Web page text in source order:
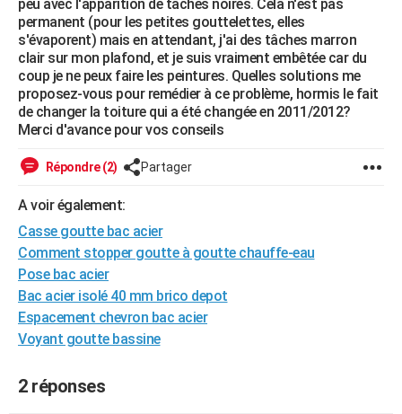
Alimentation
Guide de la santé
Maladies
Médicaments
Sommeil
VOYAGE
Destinations
City break
Voyage nature
Voyage de noces
Forum
Climat
+PHOTO
GUIDES D'ACHAT
BONS PLANS
CARTE DE VOEUX
Carte de Noël
Carte Bonne année
Carte Saint-Valentin
Carte Pâques
Carte d'anniversaire
DICTIONNAIRE
Dictionnaire
Biographies
Citations
Expressions
Proverbes
PROGRAMME TV
COPAINS D'AVANT
S'inscrire
Se connecter
Lycées
Collèges
Primaires
Universités
Entreprises
Service militaire
Avis de recherche
AVIS DE DÉCÈS
FORUM
Bricolage
Lifestyle
Culture
Sport
Auto
Television
Voyage
Cinema
peu avec l'apparition de tâches noires. Cela n'est pas
permanent (pour les petites gouttelettes, elles
s'évaporent) mais en attendant, j'ai des tâches marron
clair sur mon plafond, et je suis vraiment embêtée car du
coup je ne peux faire les peintures. Quelles solutions me
proposez-vous pour remédier à ce problème, hormis le fait
de changer la toiture qui a été changée en 2011/2012?
Merci d'avance pour vos conseils
Répondre (2) Partager
A voir également:
Casse goutte bac acier
Comment stopper goutte à goutte chauffe-eau
Pose bac acier
Bac acier isolé 40 mm brico depot
Espacement chevron bac acier
Voyant goutte bassine
2 réponses